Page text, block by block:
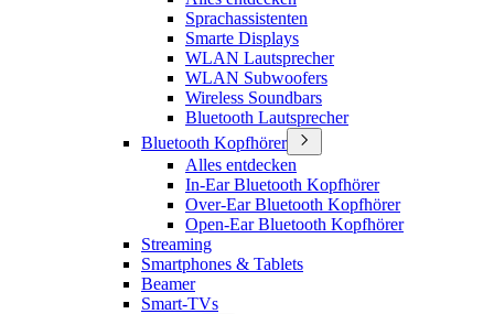
Sprachassistenten
Smarte Displays
WLAN Lautsprecher
WLAN Subwoofers
Wireless Soundbars
Bluetooth Lautsprecher
Bluetooth Kopfhörer
Alles entdecken
In-Ear Bluetooth Kopfhörer
Over-Ear Bluetooth Kopfhörer
Open-Ear Bluetooth Kopfhörer
Streaming
Smartphones & Tablets
Beamer
Smart-TVs